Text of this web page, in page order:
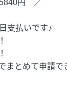
円 ／
支払いです♪
まとめて申請で